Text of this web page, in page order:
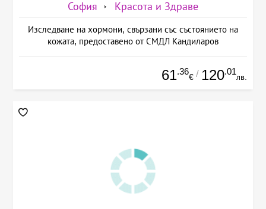
София Красота и Здраве
Изследване на хормони, свързани със състоянието на
кожата, предоставено от СМДЛ Кандиларов
61.36
€ / 120.01
лв.